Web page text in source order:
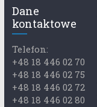
Dane
kontaktowe
Telefon:
+48 18 446 02 70
+48 18 446 02 75
+48 18 446 02 72
+48 18 446 02 80